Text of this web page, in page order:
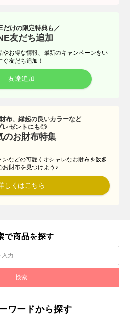
だけの限定特典も／
友だち追加
やお得な情報、最新のキャンペーンをい
友だち追加！
友達追加
布、縁起の良いカラーなど
レゼントにも◎
のお財布特集
などの可愛くオシャレなお財布を数多
お財布を見つけよう♪
しくはこちら
で商品を探す
ワードから探す